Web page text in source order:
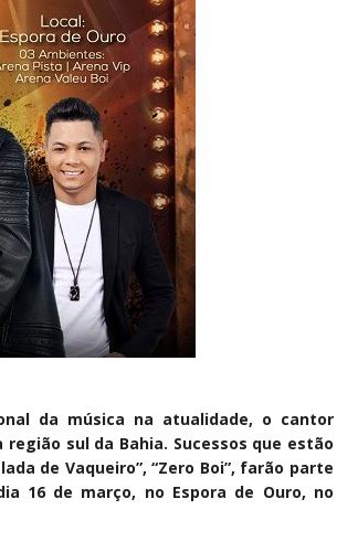
da música na atualidade, o cantor
sul da Bahia. Sucessos que estão
de Vaqueiro”, “Zero Boi”, farão parte
16 de março, no Espora de Ouro, no